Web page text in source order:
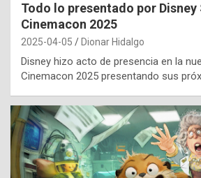
Todo lo presentado por
Cinemacon 2025
2025-04-05 Dionar Hidalgo
Disney hizo acto de presencia en la
Cinemacon 2025 presentando sus